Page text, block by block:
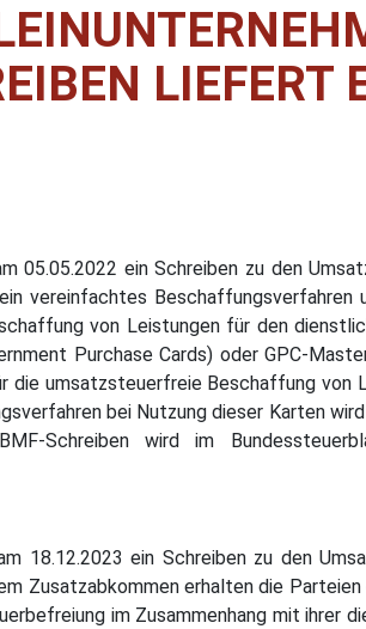
LIEFERT
05.05.2022 ein Schreiben zu den
vereinfachtes
von Leistungen für den
Purchase Cards) oder GPC-
die umsatzsteuerfreie Beschaffung
bei Nutzung dieser Karten
Schreiben wird im
18.12.2023 ein Schreiben zu den
Zusatzabkommen erhalten die
im Zusammenhang mit ihrer